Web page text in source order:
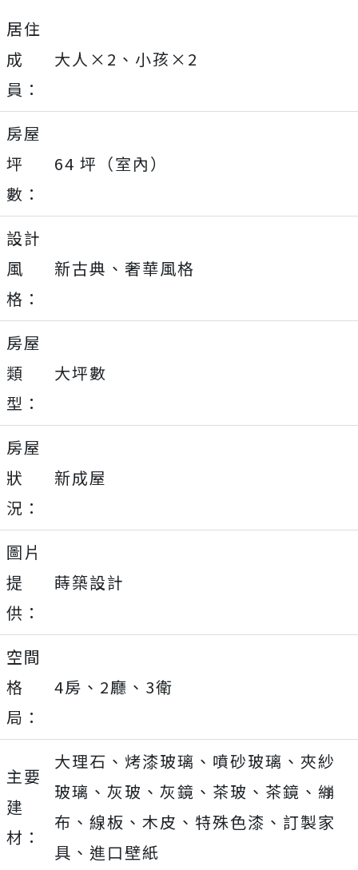
居住
成
員：
大人×2、小孩×2
房屋
坪
數：
64 坪（室內）
設計
風
格：
新古典、奢華風格
房屋
類
型：
大坪數
房屋
狀
況：
新成屋
圖片
提
供：
蒔築設計
空間
格
局：
4房、2廳、3衛
主要
建
材：
大理石、烤漆玻璃、噴砂玻璃、夾紗
玻璃、灰玻、灰鏡、茶玻、茶鏡、繃
布、線板、木皮、特殊色漆、訂製家
具、進口壁紙